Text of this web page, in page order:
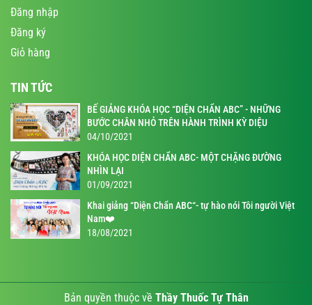
Đăng nhập
Đăng ký
Giỏ hàng
TIN TỨC
BẾ GIẢNG KHÓA HỌC “DIỆN CHẨN ABC” - NHỮNG
BƯỚC CHÂN NHỎ TRÊN HÀNH TRÌNH KỲ DIỆU
04/10/2021
KHÓA HỌC DIỆN CHẨN ABC- MỘT CHẶNG ĐƯỜNG
NHÌN LẠI
01/09/2021
Khai giảng “Diện Chẩn ABC“- tự hào nói Tôi người Việt
Nam❤️
18/08/2021
Bản quyền thuộc về Thầy Thuốc Tự Thân